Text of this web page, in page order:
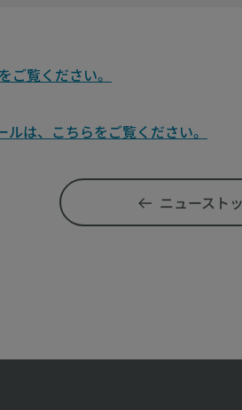
ご覧ください。
は、こちらをご覧ください。
ニュースト